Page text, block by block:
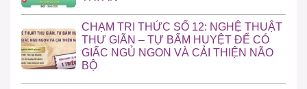
CHẠM TRI THỨC SỐ 12: NGHỆ THUẬT
THƯ GIÃN – TỰ BẤM HUYỆT ĐỂ CÓ
GIẤC NGỦ NGON VÀ CẢI THIỆN NÃO
BỘ